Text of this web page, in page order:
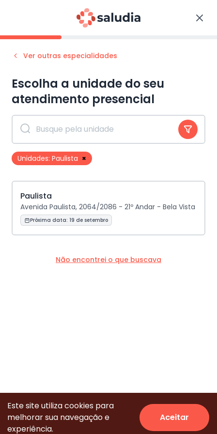
Ver outras especialidades
Escolha a unidade do seu
atendimento presencial
Unidades: Paulista ×
Paulista
Avenida Paulista, 2064/2086 - 21º Andar - Bela Vista
Próxima data: 19 de setembro
Não encontrei o que buscava
© Todos os direitos reservados.
Este site utiliza cookies para
melhorar sua navegação e
experiência.
Aceitar